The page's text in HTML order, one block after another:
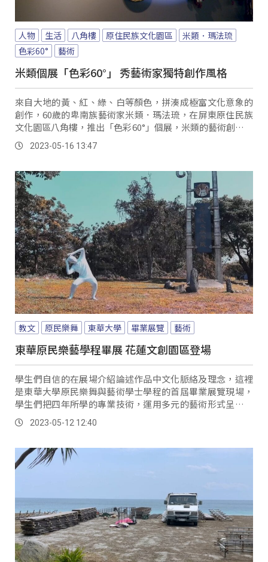
人物 生活 八角樓 原住民族文化園區
米類．瑪法琉
色彩60°
藝術
米類個展「色彩60°」 秀藝術家獨特創作風格
來自大地的黃、紅、綠、白等顏色，拼湊成極富文化意象的
創作，60歲的卑南族藝術家米類．瑪法琉，在屏東原住民族
文化園區八角樓，推出「色彩60°」個展，米類的藝術創作以
色彩為心園，大膽的拼湊大海的藍、土地的黃，也重新解構
沉穩的黑與熾熱的紅，繪畫與編織作品的色塊構成，常給人
2023-05-16 13:47
教文 原民樂舞 東華大學 畢業展覽 藝術
東華原民樂藝學程畢展 花蓮文創園區登場
學生們自信的在展場介紹論述作品中文化脈絡及理念，這裡
是東華大學原民樂舞與藝術學士學程的首屆畢業展覽現場，
學生們把四年所學的專業技術，運用多元的藝術形式呈現學
習成果。
2023-05-12 12:40